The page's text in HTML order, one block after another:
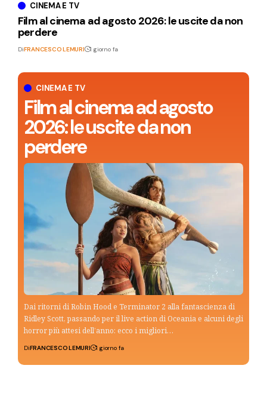
CINEMA E TV
Film al cinema ad agosto
2026: le uscite da non
perdere
Dai ritorni di Robin Hood e Terminator 2 alla fantascienza di
Ridley Scott, passando per il live action di Oceania e alcuni degli
horror più attesi dell’anno: ecco i migliori…
DiFRANCESCO LEMURI 1 giorno fa
CINEMA E TV
Film al cinema ad agosto 2026: le uscite da non
perdere
DiFRANCESCO LEMURI 1 giorno fa